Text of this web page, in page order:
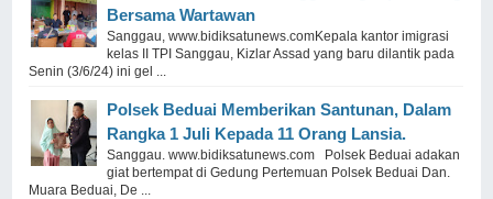
Bersama Wartawan
Sanggau, www.bidiksatunews.comKepala kantor imigrasi
kelas II TPI Sanggau, Kizlar Assad yang baru dilantik pada
Senin (3/6/24) ini gel ...
Polsek Beduai Memberikan Santunan, Dalam
Rangka 1 Juli Kepada 11 Orang Lansia.
Sanggau. www.bidiksatunews.com Polsek Beduai adakan
giat bertempat di Gedung Pertemuan Polsek Beduai Dan.
Muara Beduai, De ...